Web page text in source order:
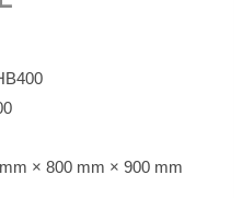
× 800 mm × 900 mm